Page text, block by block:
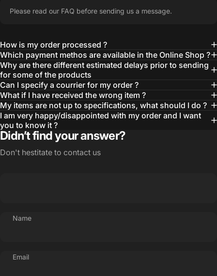
Please read our FAQ before sending us a message.
How is my order processed ?
Which payment methos are available in the Online Shop ?
Why are there different estimated delays prior to sending
for some of the products
Can I specify a courrier for my order ?
What if I have received the wrong item ?
My items are not up to specifications, what should I do ?
I am very happy/disappointed with my order and I want
you to know it ?
Didn’t find your answer?
Don't hestitate to contact us
Name
Email